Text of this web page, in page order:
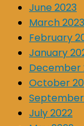
June 2023
March 2023
February
January
December
October
July 2022